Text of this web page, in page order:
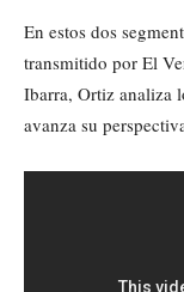
En estos dos
transmitido por El
Ibarra, Ortiz analiza
avanza su